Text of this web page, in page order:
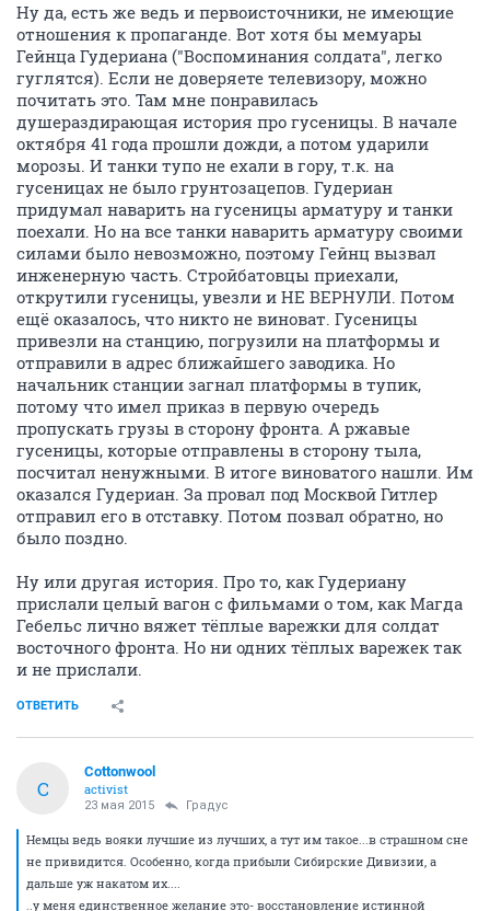
Ну да, есть же ведь и первоисточники, не имеющие
отношения к пропаганде. Вот хотя бы мемуары
Гейнца Гудериана ("Воспоминания солдата", легко
гуглятся). Если не доверяете телевизору, можно
почитать это. Там мне понравилась
душераздирающая история про гусеницы. В начале
октября 41 года прошли дожди, а потом ударили
морозы. И танки тупо не ехали в гору, т.к. на
гусеницах не было грунтозацепов. Гудериан
придумал наварить на гусеницы арматуру и танки
поехали. Но на все танки наварить арматуру своими
силами было невозможно, поэтому Гейнц вызвал
инженерную часть. Стройбатовцы приехали,
открутили гусеницы, увезли и НЕ ВЕРНУЛИ. Потом
ещё оказалось, что никто не виноват. Гусеницы
привезли на станцию, погрузили на платформы и
отправили в адрес ближайшего заводика. Но
начальник станции загнал платформы в тупик,
потому что имел приказ в первую очередь
пропускать грузы в сторону фронта. А ржавые
гусеницы, которые отправлены в сторону тыла,
посчитал ненужными. В итоге виноватого нашли. Им
оказался Гудериан. За провал под Москвой Гитлер
отправил его в отставку. Потом позвал обратно, но
было поздно.
Ну или другая история. Про то, как Гудериану
прислали целый вагон с фильмами о том, как Магда
Гебельс лично вяжет тёплые варежки для солдат
восточного фронта. Но ни одних тёплых варежек так
и не прислали.
ОТВЕТИТЬ
С
Сottonwool
activist
23 мая 2015 Градус
Немцы ведь вояки лучшие из лучших, а тут им такое...в страшном сне
не привидится. Особенно, когда прибыли Сибирские Дивизии, а
дальше уж накатом их....
..у меня единственное желание это- восстановление истинной